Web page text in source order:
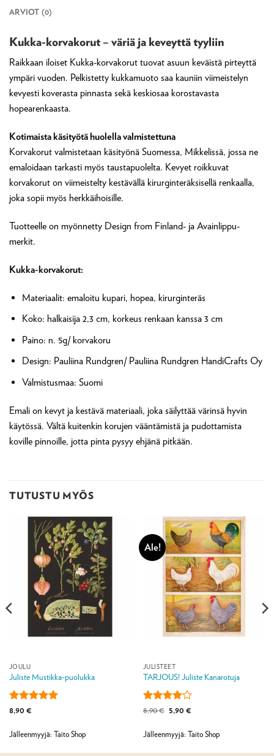
ARVIOT (0)
Kukka-korvakorut – väriä ja keveyttä tyyliin
Raikkaan iloiset Kukka-korvakorut tuovat asuun keväistä pirteyttä
ympäri vuoden. Pelkistetty kukkamuoto saa kauniin viimeistelyn
kevyesti koverasta pinnasta sekä keskiosaa korostavasta
hopearenkaasta.
Kotimaista käsityötä huolella valmistettuna
Korvakorut valmistetaan käsityönä Suomessa, Mikkelissä, jossa ne
emaloidaan tarkasti myös taustapuolelta. Kevyet roikkuvat
korvakorut on viimeistelty kestävällä kirurginteräksisellä renkaalla,
joka sopii myös herkkäihoisille.
Tuotteelle on myönnetty Design from Finland- ja Avainlippu-
merkit.
Kukka-korvakorut:
Materiaalit: emaloitu kupari, hopea, kirurginteräs
Koko: halkaisija 2,3 cm, korkeus renkaan kanssa 3 cm
Paino: n. 5g/ korvakoru
Design: Pauliina Rundgren/ Pauliina Rundgren HandiCrafts Oy
Valmistusmaa: Suomi
Emali on kevyt ja kestävä materiaali, joka säilyttää värinsä hyvin
käytössä. Vältä kuitenkin korujen vääntämistä ja pudottamista
koville pinnoille, jotta pinta pysyy ehjänä pitkään.
TUTUSTU MYÖS
JOULU
Juliste Mustikka-puolukka
Arvostelu
/ 5
8,90 €
Jälleenmyyjä: Taito Shop
Ale!
JULISTEET
TARJOUS! Juliste Kanarotuja
Arvostelu
4 / 5
8,90€ Alkuperäinen
hinta
8,90 €.
5,90 €Nykyinen
5,90 €.
Jälleenmyyjä: Taito Shop